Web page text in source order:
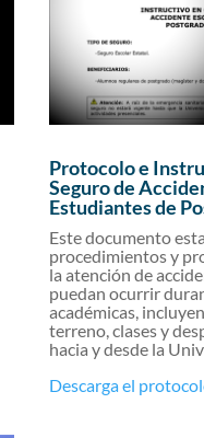
Protocolo e
Seguro de
Estudiantes de
Este documento
procedimientos y
la atención de
puedan ocurrir
académicas,
terreno, clases y
hacia y desde la
Descarga el